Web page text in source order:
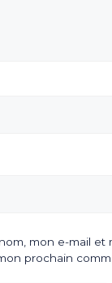
mon e-mail et
prochain